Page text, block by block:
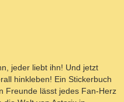
jeder liebt ihn! Und jetzt
hinkleben! Ein Stickerbuch
Freunde lässt jedes Fan-Herz